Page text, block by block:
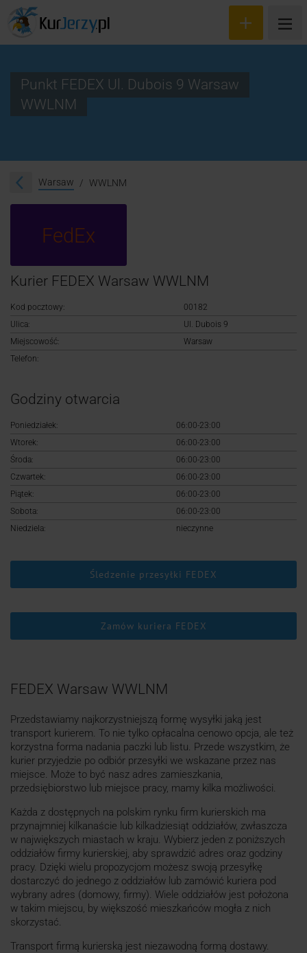
Śledzenie przesyłki
Punkt FEDEX Ul. Dubois 9 Warsaw
WWLNM
Warsaw WWLNM
FedEx
Kurier FEDEX Warsaw WWLNM
Kod pocztowy:
00182
Ulica:
Ul. Dubois 9
Miejscowość:
Warsaw
Telefon:
Godziny otwarcia
Poniedziałek:
06:00-23:00
Wtorek:
06:00-23:00
Środa:
06:00-23:00
Czwartek:
06:00-23:00
Piątek:
06:00-23:00
Sobota:
06:00-23:00
Niedziela:
nieczynne
Śledzenie przesyłki FEDEX
Zamów kuriera FEDEX
FEDEX Warsaw WWLNM
Przedstawiamy najkorzystniejszą formę wysyłki jaką jest
transport kurierem. To nie tylko opłacalna cenowo opcja, ale też
korzystna forma nadania paczki lub listu. Przede wszystkim, że
kurier przyjedzie po odbiór przesyłki we wskazane przez nas
miejsce. Może to być nasz adres zamieszkania,
przedsiębiorstwo lub miejsce pracy, mamy kilka możliwości.
Każda z dostępnych na polskim rynku firm kurierskich ma
przynajmniej kilkanaście lub kilkadziesiąt oddziałów, zwłaszcza
w największych miastach w kraju. Wybierz jeden z poniższych
oddziałów firmy kurierskiej, aby sprawdzić adres oraz godziny
pracy. Dzięki wielu propozycjom możesz swoją przesyłkę
dostarczyć do jednego z oddziałów lub zamówić kuriera pod
wybrany adres (domowy, firmy). Wiele oddziałów jest położona
w takim miejscu, by większość mieszkańców mogła z nich
skorzystać.
Transport firmą kurierską jest niezawodną formą dostawy.